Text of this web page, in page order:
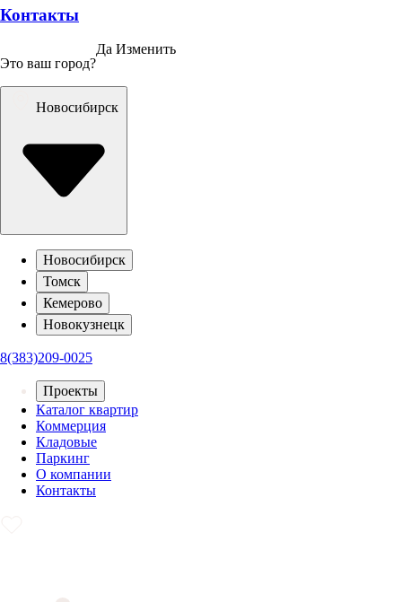
Контакты
Это ваш город?
Да Изменить
Новосибирск
Новосибирск
Томск
Кемерово
Новокузнецк
8(383)209-0025
Проекты
Каталог квартир
Коммерция
Кладовые
Паркинг
О компании
Контакты